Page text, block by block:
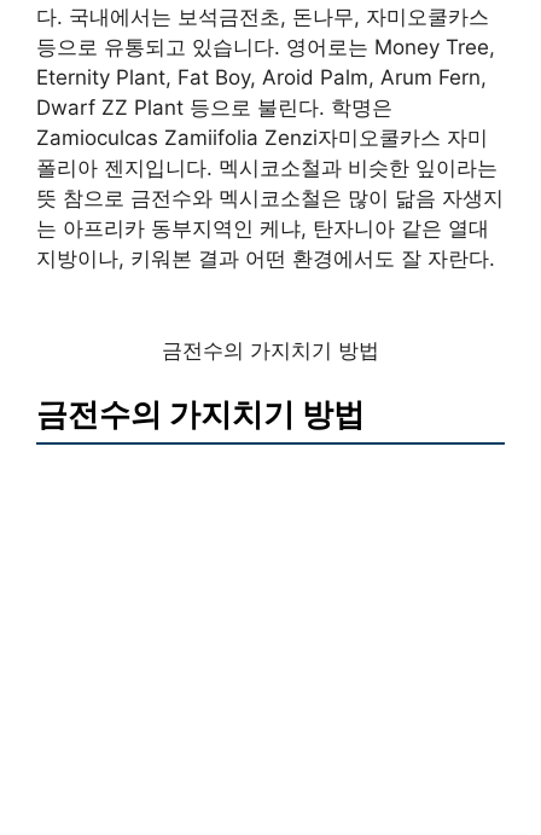
다. 국내에서는 보석금전초, 돈나무, 자미오쿨카스
등으로 유통되고 있습니다. 영어로는 Money Tree,
Eternity Plant, Fat Boy, Aroid Palm, Arum Fern,
Dwarf ZZ Plant 등으로 불린다. 학명은
Zamioculcas Zamiifolia Zenzi자미오쿨카스 자미
폴리아 젠지입니다. 멕시코소철과 비슷한 잎이라는
뜻 참으로 금전수와 멕시코소철은 많이 닮음 자생지
는 아프리카 동부지역인 케냐, 탄자니아 같은 열대
지방이나, 키워본 결과 어떤 환경에서도 잘 자란다.
금전수의 가지치기 방법
금전수의 가지치기 방법